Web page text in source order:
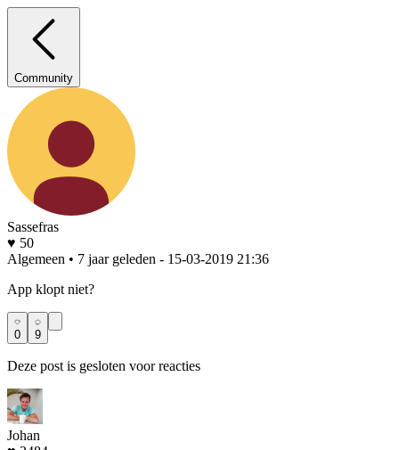
Community
Sassefras
♥ 50
Algemeen • 7 jaar geleden - 15-03-2019 21:36
App klopt niet?
0 9
Deze post is gesloten voor reacties
Johan